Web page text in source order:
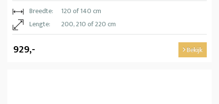
Breedte:
120 of 140 cm
Lengte:
200, 210 of 220 cm
929,- Bekijk